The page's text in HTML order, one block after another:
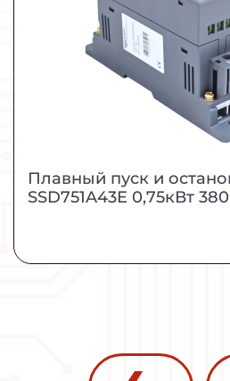
Плавный пуск и
SSD751A43E 0,75кВт
средней мощности.
МОЩНОСТЬ
ЗАКАЗАТЬ